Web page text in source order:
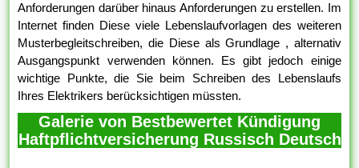
Anforderungen darüber hinaus Anforderungen zu erstellen. Im
Internet finden Diese viele Lebenslaufvorlagen des weiteren
Musterbegleitschreiben, die Diese als Grundlage , alternativ
Ausgangspunkt verwenden können. Es gibt jedoch einige
wichtige Punkte, die Sie beim Schreiben des Lebenslaufs
Ihres Elektrikers berücksichtigen müssten.
Galerie von Bestbewertet Kündigung
Haftpflichtversicherung Russisch Deutsch